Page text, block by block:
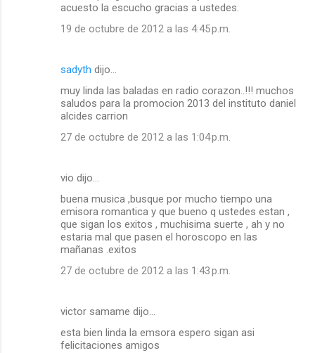
acuesto la escucho gracias a ustedes.
19 de octubre de 2012 a las 4:45 p.m.
sadyth dijo…
muy linda las baladas en radio corazon..!!! muchos
saludos para la promocion 2013 del instituto daniel
alcides carrion
27 de octubre de 2012 a las 1:04 p.m.
vio dijo…
buena musica ,busque por mucho tiempo una
emisora romantica y que bueno q ustedes estan ,
que sigan los exitos , muchisima suerte , ah y no
estaria mal que pasen el horoscopo en las
mañanas .exitos
27 de octubre de 2012 a las 1:43 p.m.
victor samame dijo…
esta bien linda la emsora espero sigan asi
felicitaciones amigos